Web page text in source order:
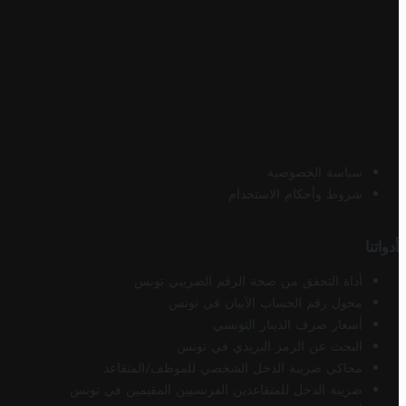
سياسة الخصوصية
شروط وأحكام الاستخدام
أدواتنا
أداة التحقق من صحة الرقم الضريبي تونس
محول رقم الحساب الآيبان في تونس
أسعار صرف الدينار التونسي
البحث عن الرمز البريدي في تونس
محاكي ضريبة الدخل الشخصي للموظف/المتقاعد
ضريبة الدخل للمتقاعدين الفرنسيين المقيمين في تونس